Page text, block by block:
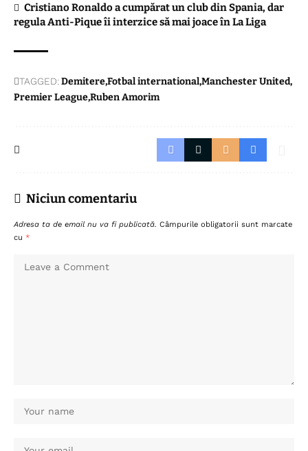
Cristiano Ronaldo a cumpărat un club din Spania, dar
regula Anti-Pique îi interzice să mai joace în La Liga
TAGGED:DemitereFotbal internationalManchester United
Premier LeagueRuben Amorim
Niciun comentariu
Adresa ta de email nu va fi publicată. Câmpurile obligatorii sunt marcate
cu *